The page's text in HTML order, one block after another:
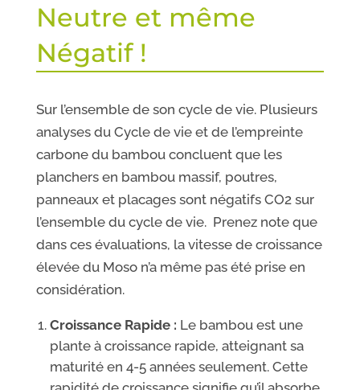
Neutre et même
Négatif !
Sur l’ensemble de son cycle de vie. Plusieurs
analyses du Cycle de vie et de l’empreinte
carbone du bambou concluent que les
planchers en bambou massif, poutres,
panneaux et placages sont négatifs CO2 sur
l’ensemble du cycle de vie. Prenez note que
dans ces évaluations, la vitesse de croissance
élevée du Moso n’a même pas été prise en
considération.
Croissance Rapide : Le bambou est une
plante à croissance rapide, atteignant sa
maturité en 4-5 années seulement. Cette